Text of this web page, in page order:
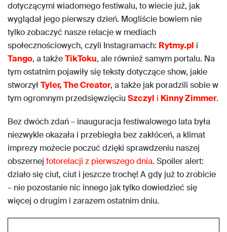
dotyczącymi wiadomego festiwalu, to wiecie już, jak
wyglądał jego pierwszy dzień. Mogliście bowiem nie
tylko zobaczyć nasze relacje w mediach
społecznościowych, czyli Instagramach: Rytmy.pl i
Tango, a takżeTikToku, ale również samym portalu. Na
tym ostatnim pojawiły się teksty dotyczące show, jakie
stworzyłTyler, The Creator, a także jak poradzili sobie w
tym ogromnym przedsięwzięciu Szczyl i Kinny Zimmer.
Bez dwóch zdań – inauguracja festiwalowego lata była
niezwykle okazała i przebiegła bez zakłóceń, a klimat
imprezy możecie poczuć dzięki sprawdzeniu naszej
obszernej fotorelacji z pierwszego dnia. Spoiler alert:
działo się ciut, ciut i jeszcze trochę! A gdy już to zrobicie
– nie pozostanie nic innego jak tylko dowiedzieć się
więcej o drugim i zarazem ostatnim dniu.